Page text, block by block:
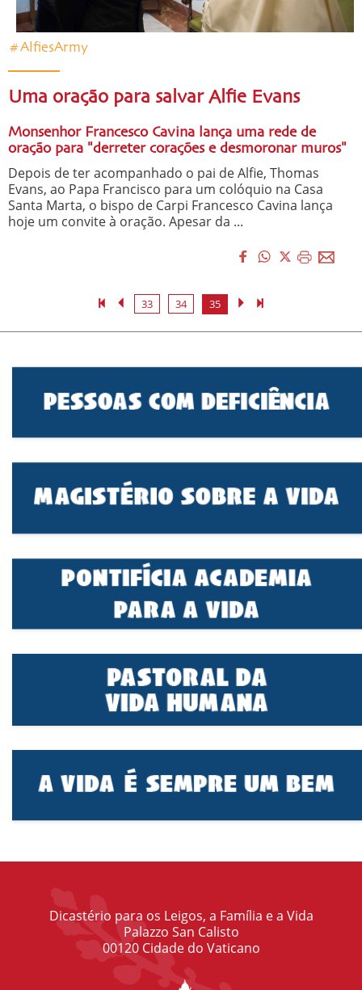
#AlfiesArmy
Uma oração para salvar Alfie Evans
Monsenhor Francesco Cavina lança uma rede de
oração para "derreter corações e desmoronar muros"
Depois de ter acompanhado o pai de Alfie, Thomas
Evans, ao Papa Francisco para um colóquio na Casa
Santa Marta, o bispo de Carpi Francesco Cavina lança
hoje um convite à oração. Apesar da ...
33 34 35
Dicastério para os Leigos, a Família e a Vida
Palazzo San Calisto
00120 Cidade do Vaticano